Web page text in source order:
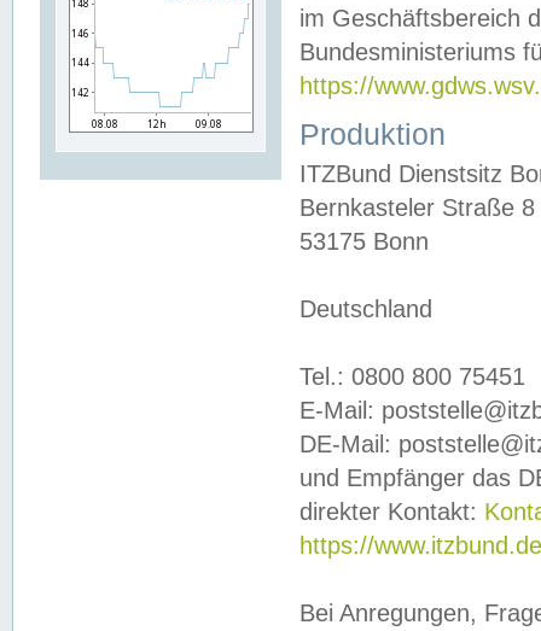
im Geschäftsbereich
Bundesministeriums
https://
Produktion
ITZBund Dienstsitz
Bernkasteler Straße 8
53175 Bonn
Deutschland
Tel.: 0800 800 75451
E-Mail:
DE-Mail:
und Empfänger das
direkter Kontakt:
https://
Bei Anregungen,